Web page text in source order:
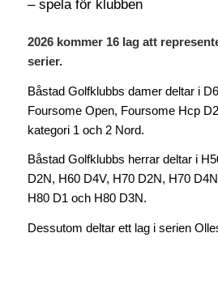
– spela för klubben
2026 kommer 16 lag att
serier.
Båstad Golfklubbs damer deltar i
Foursome Open, Foursome Hcp
kategori 1 och 2 Nord.
Båstad Golfklubbs herrar deltar i
D2N, H60 D4V, H70 D2N, H70
H80 D1 och H80 D3N.
Dessutom deltar ett lag i serien